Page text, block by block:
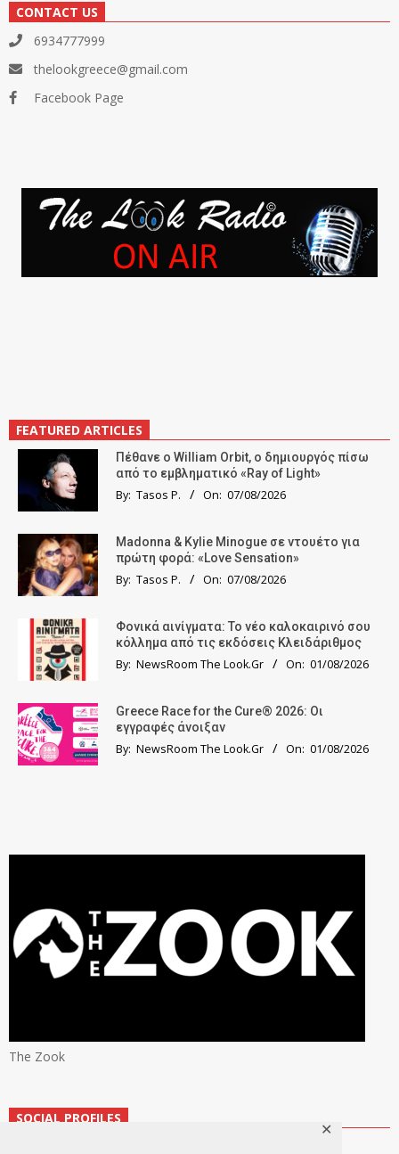
✕
CONTACT US
6934777999
thelookgreece@gmail.com
Facebook Page
FEATURED ARTICLES
Πέθανε ο William Orbit, ο δημιουργός πίσω
από το εμβληματικό «Ray of Light»
By: Tasos P. On: 07/08/2026
Madonna & Kylie Minogue σε ντουέτο για
πρώτη φορά: «Love Sensation»
By: Tasos P. On: 07/08/2026
Φονικά αινίγματα: Το νέο καλοκαιρινό σου
κόλλημα από τις εκδόσεις Κλειδάριθμος
By: NewsRoom The Look.Gr On: 01/08/2026
Greece Race for the Cure® 2026: Οι
εγγραφές άνοιξαν
By: NewsRoom The Look.Gr On: 01/08/2026
The Zook
SOCIAL PROFILES